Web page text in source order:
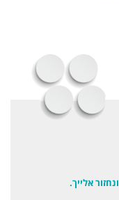
אלייך.